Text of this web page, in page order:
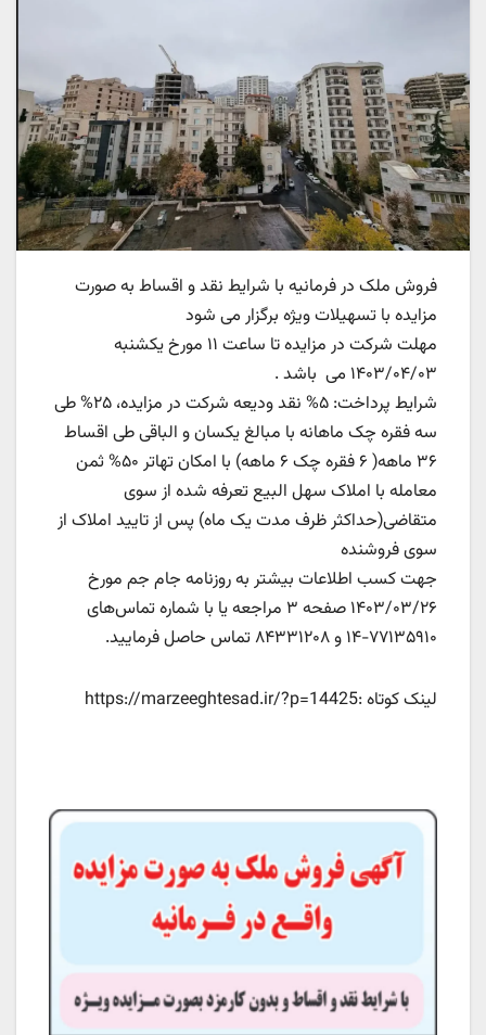
فروش ملک در فرمانیه با شرایط نقد و اقساط به صورت
مزایده با تسهیلات ویژه برگزار می شود
مهلت شرکت در مزایده تا ساعت ۱۱ مورخ یکشنبه
۱۴۰۳/۰۴/۰۳ می باشد .
شرایط پرداخت: ۵% نقد ودیعه شرکت در مزایده، ۲۵% طی
سه فقره چک ماهانه با مبالغ یکسان و الباقی طی اقساط
۳۶ ماهه( ۶ فقره چک ۶ ماهه) با امکان تهاتر ۵۰% ثمن
معامله با املاک سهل البیع تعرفه شده از سوی
متقاضی(حداکثر ظرف مدت یک ماه) پس از تایید املاک از
سوی فروشنده
جهت کسب اطلاعات بیشتر به روزنامه جام جم مورخ
۱۴۰۳/۰۳/۲۶ صفحه ۳ مراجعه یا با شماره تماس‌های
۷۷۱۳۵۹۱۰-۱۴ و ۸۴۳۳۱۲۰۸ تماس حاصل فرمایید.
لینک کوتاه :https://marzeeghtesad.ir/?p=14425